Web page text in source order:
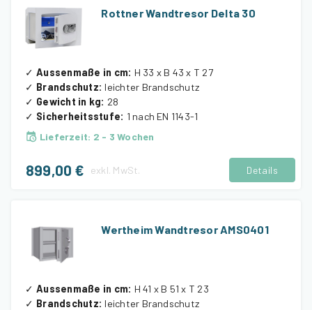
Rottner Wandtresor Delta 30
✓ Aussenmaße in cm: H 33 x B 43 x T 27
✓ Brandschutz: leichter Brandschutz
✓ Gewicht in kg: 28
✓ Sicherheitsstufe: 1 nach EN 1143-1
Lieferzeit: 2 - 3 Wochen
899,00 € exkl. MwSt. Details
Wertheim Wandtresor AMS0401
✓ Aussenmaße in cm: H 41 x B 51 x T 23
✓ Brandschutz: leichter Brandschutz